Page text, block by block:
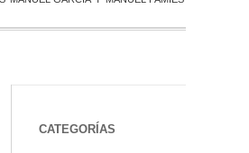
CATEGORÍAS